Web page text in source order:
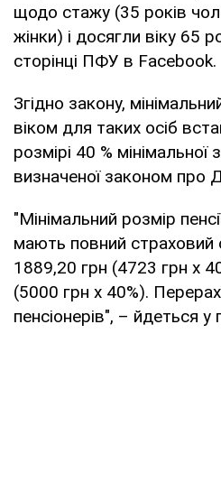
щодо стажу (35 років
жінки) і досягли віку 65
сторінці ПФУ в Facebook.
Згідно закону,
віком для таких осіб
розмірі 40 % мінімальної
визначеної законом
"Мінімальний розмір
мають повний страховий
1889,20 грн (4723 грн х
(5000 грн х 40%).
пенсіонерів", – йдеться у